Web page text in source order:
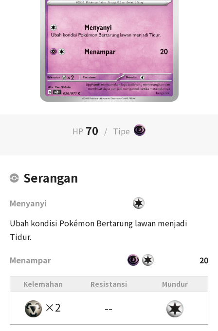
HP 70 / Tipe
Serangan
Menyanyi
Ubah kondisi Pokémon Bertarung lawan menjadi
Tidur.
Menampar
20
Kelemahan Resistansi Mundur
×2 --